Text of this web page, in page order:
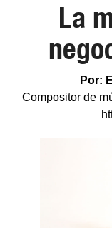
La
Por:
Compositor de